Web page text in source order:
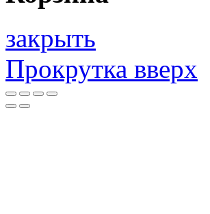
закрыть
Прокрутка вверх